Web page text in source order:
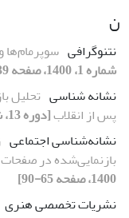
ن
نتنوگرافی سوپرمام‌ها
شماره 1، 1400، صفحه 139-163]
نشانه‏ شناسی تحلیل
پس از انقلاب[دوره 13، شماره 1، 1400، صفحه 1-34]
نشانه‌شناسی اجتماعی
بازنمایی‌شده در صفحات
1400، صفحه 65-90]
نشریات تخصصی هنری